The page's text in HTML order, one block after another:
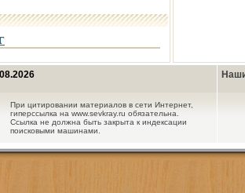
При цитировании материалов в сети Интернет,
гиперссылка на www.sevkray.ru обязательна.
Ссылка не должна быть закрыта к индексации
поисковыми машинами.